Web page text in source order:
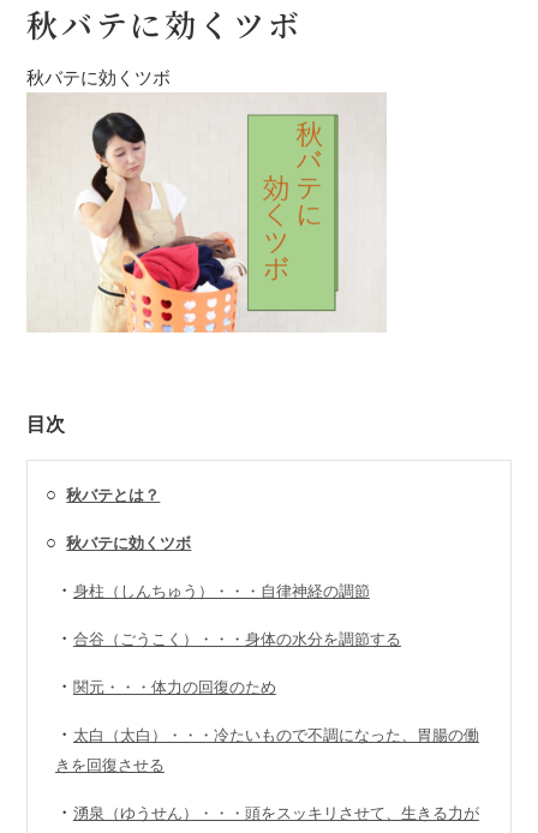
秋バテに効くツボ
秋バテに効くツボ
目次
○秋バテとは？
○秋バテに効くツボ
・ 身柱（しんちゅう）・・・自律神経の調節
・ 合谷（ごうこく）・・・身体の水分を調節する
・ 関元・・・体力の回復のため
・ 太白（太白）・・・冷たいもので不調になった、胃腸の働
きを回復させる
・ 湧泉（ゆうせん）・・・頭をスッキリさせて、生きる力が